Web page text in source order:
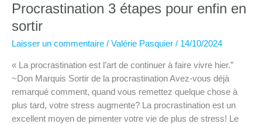
Procrastination 3 étapes pour enfin en
sortir
Laisser un commentaire / Valérie Pasquier / 14/10/2024
« La procrastination est l’art de continuer à faire vivre hier.”
~Don Marquis Sortir de la procrastination Avez-vous déjà
remarqué comment, quand vous remettez quelque chose à
plus tard, votre stress augmente? La procrastination est un
excellent moyen de pimenter votre vie de plus de stress! Le